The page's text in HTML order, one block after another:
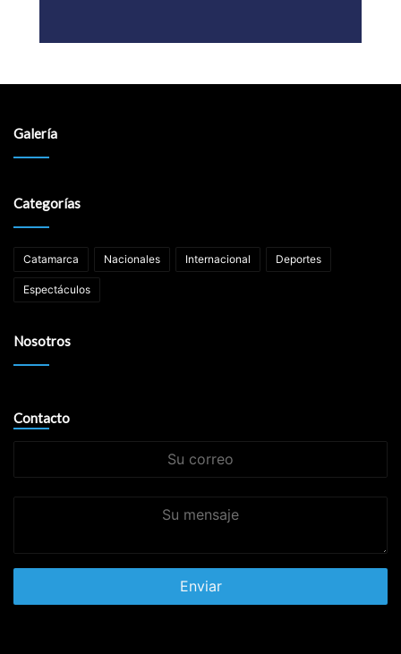
Galería
Categorías
Catamarca Nacionales Internacional Deportes
Espectáculos
Nosotros
Contacto